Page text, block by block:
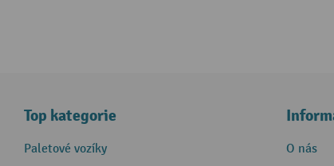
Top kategorie
Paletové vozíky
O nás